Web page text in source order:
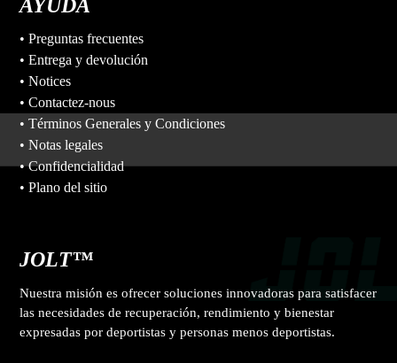
AYUDA
• Preguntas frecuentes
• Entrega y devolución
• Notices
• Contactez-nous
• Términos Generales y Condiciones
• Notas legales
• Confidencialidad
• Plano del sitio
JOLT™
Nuestra misión es ofrecer soluciones innovadoras para satisfacer
las necesidades de recuperación, rendimiento y bienestar
expresadas por deportistas y personas menos deportistas.